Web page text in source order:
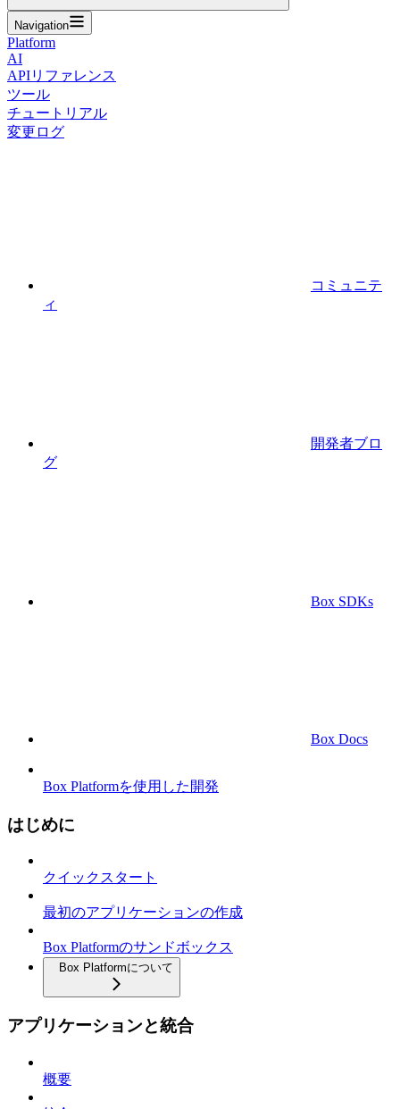
Navigation
Platform
AI
APIリファレンス
ツール
チュートリアル
変更ログ
コミュニテ
ィ
開発者ブロ
グ
Box SDKs
Box Docs
Box Platformを使用した開発
はじめに
クイックスタート
最初のアプリケーションの作成
Box Platformのサンドボックス
Box Platformについて
アプリケーションと統合
概要